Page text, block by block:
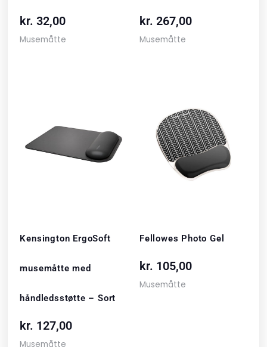
kr. 32,00
Musemåtte
kr. 267,00
Musemåtte
Kensington ErgoSoft
musemåtte med
håndledsstøtte – Sort
kr. 127,00
Musemåtte
Fellowes Photo Gel
kr. 105,00
Musemåtte